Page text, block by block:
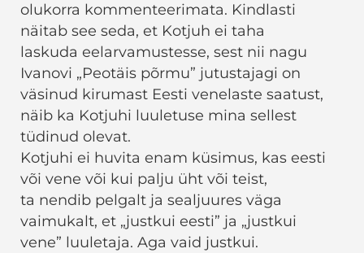
olukorra kommenteerimata. Kindlasti
näitab see seda, et Kotjuh ei taha
laskuda eelarvamustesse, sest nii nagu
Ivanovi „Peotäis põrmu” jutustajagi on
väsinud kirumast Eesti venelaste saatust,
näib ka Kotjuhi luuletuse mina sellest
tüdinud olevat.
Kotjuhi ei huvita enam küsimus, kas eesti
või vene või kui palju üht või teist,
ta nendib pelgalt ja sealjuures väga
vaimukalt, et „justkui eesti” ja „justkui
vene” luuletaja. Aga vaid justkui.